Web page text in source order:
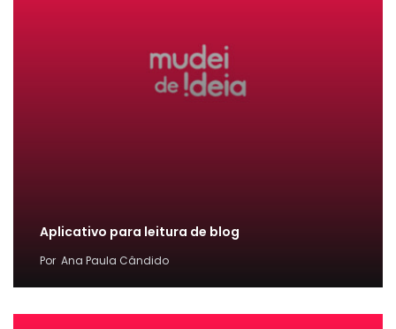
Aplicativo para leitura de blog
Por Ana Paula Cândido